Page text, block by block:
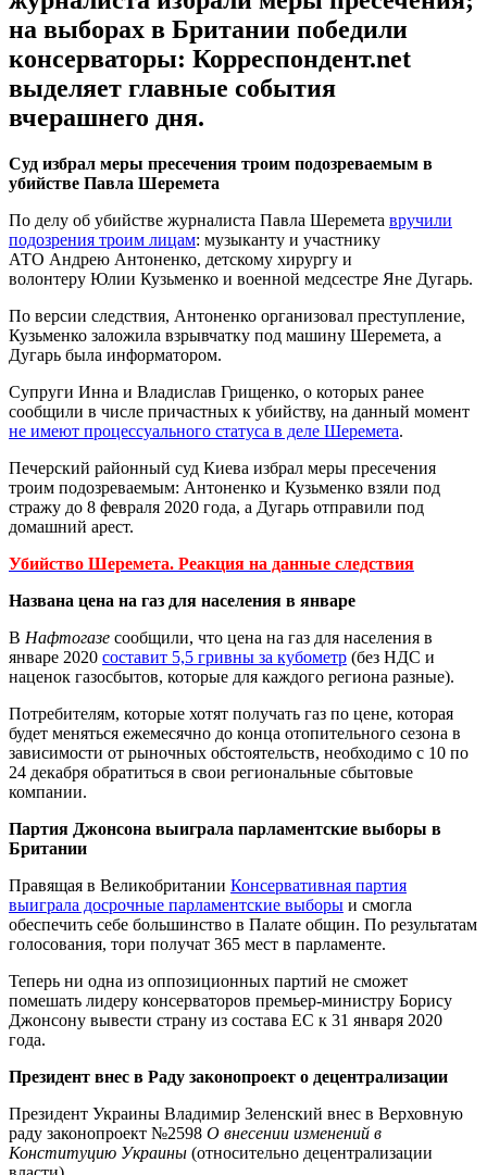
на выборах в Британии победили
консерваторы: Корреспондент.net
выделяет главные события
вчерашнего дня.
Суд избрал меры пресечения троим подозреваемым в
убийстве Павла Шеремета
По делу об убийстве журналиста Павла Шеремета вручили
подозрения троим лицам: музыканту и участнику
АТО Андрею Антоненко, детскому хирургу и
волонтеру Юлии Кузьменко и военной медсестре Яне Дугарь.
По версии следствия, Антоненко организовал преступление,
Кузьменко заложила взрывчатку под машину Шеремета, а
Дугарь была информатором.
Супруги Инна и Владислав Грищенко, о которых ранее
сообщили в числе причастных к убийству, на данный момент
не имеют процессуального статуса в деле Шеремета.
Печерский районный суд Киева избрал меры пресечения
троим подозреваемым: Антоненко и Кузьменко взяли под
стражу до 8 февраля 2020 года, а Дугарь отправили под
домашний арест.
Убийство Шеремета. Реакция на данные следствия
Названа цена на газ для населения в январе
В Нафтогазе сообщили, что цена на газ для населения в
январе 2020 составит 5,5 гривны за кубометр (без НДС и
наценок газосбытов, которые для каждого региона разные).
Потребителям, которые хотят получать газ по цене, которая
будет меняться ежемесячно до конца отопительного сезона в
зависимости от рыночных обстоятельств, необходимо с 10 по
24 декабря обратиться в свои региональные сбытовые
компании.
Партия Джонсона выиграла парламентские выборы в
Британии
Правящая в Великобритании Консервативная партия
выиграла досрочные парламентские выборы и смогла
обеспечить себе большинство в Палате общин. По результатам
голосования, тори получат 365 мест в парламенте.
Теперь ни одна из оппозиционных партий не сможет
помешать лидеру консерваторов премьер-министру Борису
Джонсону вывести страну из состава ЕС к 31 января 2020
года.
Президент внес в Раду законопроект о децентрализации
Президент Украины Владимир Зеленский внес в Верховную
раду законопроект №2598 О внесении изменений в
Конституцию Украины (относительно децентрализации